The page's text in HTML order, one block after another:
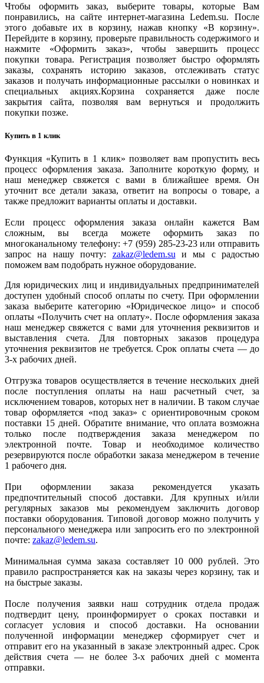
Чтобы оформить заказ, выберите товары, которые Вам
понравились, на сайте интернет-магазина Ledem.su. После
этого добавьте их в корзину, нажав кнопку «В корзину».
Перейдите в корзину, проверьте правильность содержимого и
нажмите «Оформить заказ», чтобы завершить процесс
покупки товара. Регистрация позволяет быстро оформлять
заказы, сохранять историю заказов, отслеживать статус
заказов и получать информационные рассылки о новинках и
специальных акциях.Корзина сохраняется даже после
закрытия сайта, позволяя вам вернуться и продолжить
покупки позже.
Купить в 1 клик
Функция «Купить в 1 клик» позволяет вам пропустить весь
процесс оформления заказа. Заполните короткую форму, и
наш менеджер свяжется с вами в ближайшее время. Он
уточнит все детали заказа, ответит на вопросы о товаре, а
также предложит варианты оплаты и доставки.
Если процесс оформления заказа онлайн кажется Вам
сложным, вы всегда можете оформить заказ по
многоканальному телефону: +7 (959) 285-23-23 или отправить
запрос на нашу почту: zakaz@ledem.su и мы с радостью
поможем вам подобрать нужное оборудование.
Для юридических лиц и индивидуальных предпринимателей
доступен удобный способ оплаты по счету. При оформлении
заказа выберите категорию «Юридическое лицо» и способ
оплаты «Получить счет на оплату». После оформления заказа
наш менеджер свяжется с вами для уточнения реквизитов и
выставления счета. Для повторных заказов процедура
уточнения реквизитов не требуется. Срок оплаты счета — до
3-х рабочих дней.
Отгрузка товаров осуществляется в течение нескольких дней
после поступления оплаты на наш расчетный счет, за
исключением товаров, которых нет в наличии. В таком случае
товар оформляется «под заказ» с ориентировочным сроком
поставки 15 дней. Обратите внимание, что оплата возможна
только после подтверждения заказа менеджером по
электронной почте. Товар и необходимое количество
резервируются после обработки заказа менеджером в течение
1 рабочего дня.
При оформлении заказа рекомендуется указать
предпочтительный способ доставки. Для крупных и/или
регулярных заказов мы рекомендуем заключить договор
поставки оборудования. Типовой договор можно получить у
персонального менеджера или запросить его по электронной
почте: zakaz@ledem.su.
Минимальная сумма заказа составляет 10 000 рублей. Это
правило распространяется как на заказы через корзину, так и
на быстрые заказы.
После получения заявки наш сотрудник отдела продаж
подтвердит цену, проинформирует о сроках поставки и
согласует условия и способ доставки. На основании
полученной информации менеджер сформирует счет и
отправит его на указанный в заказе электронный адрес. Срок
действия счета — не более 3-х рабочих дней с момента
отправки.